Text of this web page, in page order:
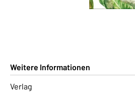
Weitere Informationen
Verlag